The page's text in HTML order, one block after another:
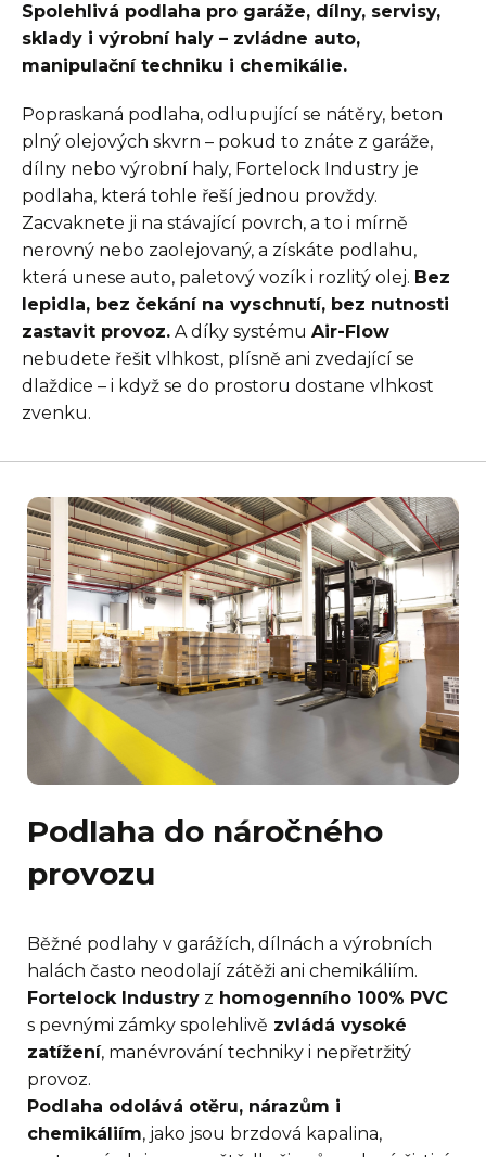
Spolehlivá podlaha pro garáže, dílny, servisy,
sklady i výrobní haly – zvládne auto,
manipulační techniku i chemikálie.
Popraskaná podlaha, odlupující se nátěry, beton
plný olejových skvrn – pokud to znáte z garáže,
dílny nebo výrobní haly, Fortelock Industry je
podlaha, která tohle řeší jednou provždy.
Zacvaknete ji na stávající povrch, a to i mírně
nerovný nebo zaolejovaný, a získáte podlahu,
která unese auto, paletový vozík i rozlitý olej. Bez
lepidla, bez čekání na vyschnutí, bez nutnosti
zastavit provoz. A díky systému Air-Flow
nebudete řešit vlhkost, plísně ani zvedající se
dlaždice – i když se do prostoru dostane vlhkost
zvenku.
Podlaha do náročného
provozu
Běžné podlahy v garážích, dílnách a výrobních
halách často neodolají zátěži ani chemikáliím.
Fortelock Industry z homogenního 100% PVC
s pevnými zámky spolehlivě zvládá vysoké
zatížení, manévrování techniky i nepřetržitý
provoz.
Podlaha odolává otěru, nárazům i
chemikáliím, jako jsou brzdová kapalina,